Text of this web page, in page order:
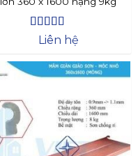
Được xếp
5 sao
Liên hệ